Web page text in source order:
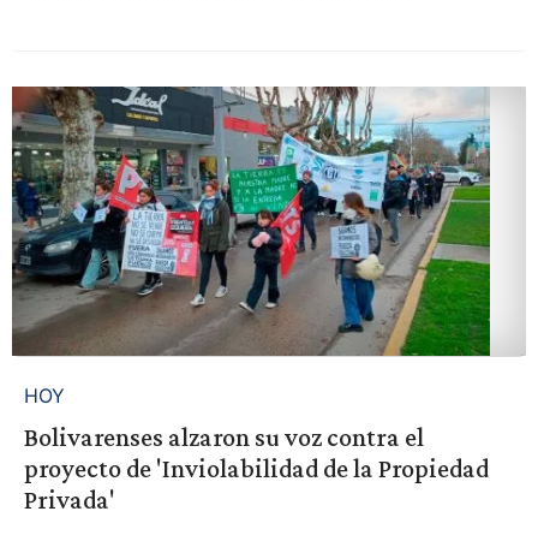
HOY
Bolivarenses alzaron su voz contra el
proyecto de 'Inviolabilidad de la Propiedad
Privada'